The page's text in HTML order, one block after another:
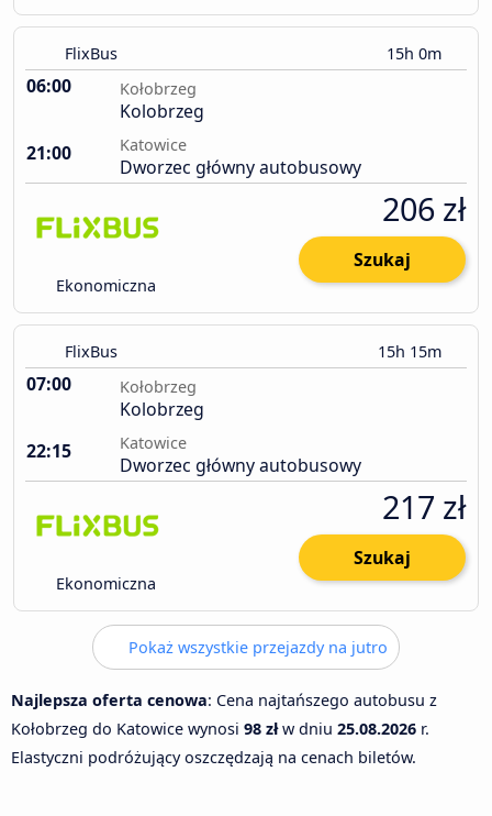
FlixBus 15h 0m
06:00 Kołobrzeg
Kolobrzeg
21:00
Katowice
Dworzec główny autobusowy
Ekonomiczna
206 zł
Szukaj
FlixBus 15h 15m
07:00 Kołobrzeg
Kolobrzeg
22:15
Katowice
Dworzec główny autobusowy
Ekonomiczna
217 zł
Szukaj
Pokaż wszystkie przejazdy na jutro
Najlepsza oferta cenowa: Cena najtańszego autobusu z
Kołobrzeg do Katowice wynosi 98 złw dniu 25.08.2026 r.
Elastyczni podróżujący oszczędzają na cenach biletów.